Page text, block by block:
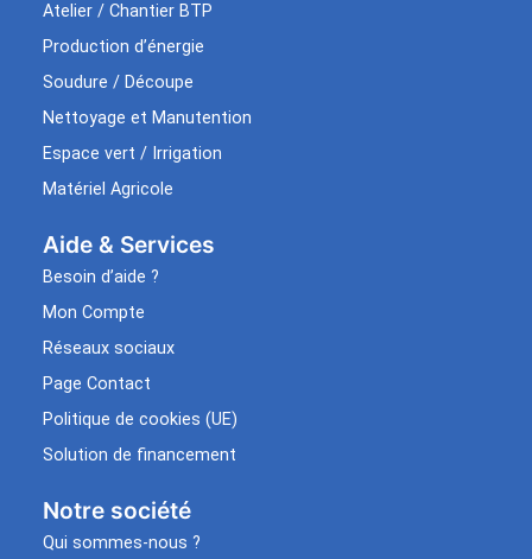
Atelier / Chantier BTP
Production d’énergie
Soudure / Découpe
Nettoyage et Manutention
Espace vert / Irrigation
Matériel Agricole
Aide & Services​
Besoin d’aide ?
Mon Compte
Réseaux sociaux
Page Contact
Politique de cookies (UE)
Solution de financement
Notre société
Qui sommes-nous ?